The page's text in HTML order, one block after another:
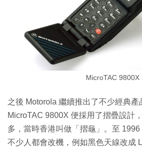
MicroTAC 9800X
之後 Motorola 繼續推出了不少經典產
MicroTAC 9800X 便採用了摺疊設計
多，當時香港叫做「摺龜」。至
不少人都會改機，例如黑色天線改成